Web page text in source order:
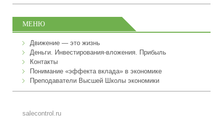
МЕНЮ
Движение — это жизнь
Деньги. Инвестирования-вложения. Прибыль
Контакты
Понимание «эффекта вклада» в экономике
Преподаватели Высшей Школы экономики
salecontrol.ru